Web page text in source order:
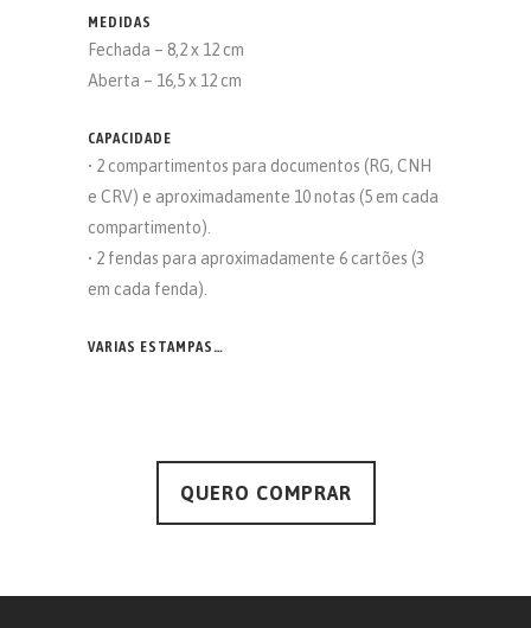
MEDIDAS
Fechada – 8,2 x 12 cm
Aberta – 16,5 x 12 cm
CAPACIDADE
• 2 compartimentos para documentos (RG, CNH
e CRV) e aproximadamente 10 notas (5 em cada
compartimento).
• 2 fendas para aproximadamente 6 cartões (3
em cada fenda).
VARIAS ESTAMPAS…
QUERO COMPRAR